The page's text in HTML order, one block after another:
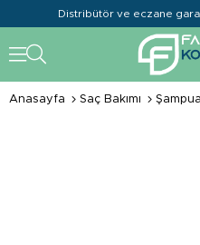
Distribütör ve eczane
Anasayfa Saç Bakımı